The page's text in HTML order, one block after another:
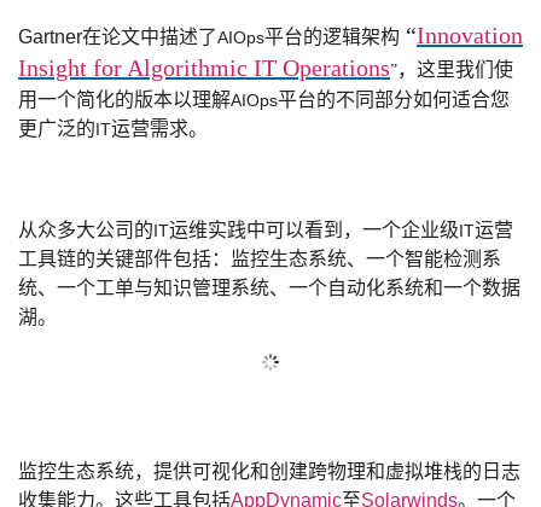
Gartner在论文中描述了AIOps平台的逻辑架构 “Innovation
Insight for Algorithmic IT Operations”，这里我们使
用一个简化的版本以理解AIOps平台的不同部分如何适合您
更广泛的IT运营需求。
从众多大公司的IT运维实践中可以看到，一个企业级IT运营
工具链的关键部件包括：监控生态系统、一个智能检测系
统、一个工单与知识管理系统、一个自动化系统和一个数据
湖。
监控生态系统，提供可视化和创建跨物理和虚拟堆栈的日志
收集能力。这些工具包括AppDynamic至Solarwinds。一个